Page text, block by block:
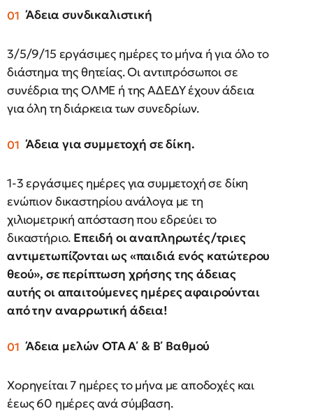
Άδεια συνδικαλιστική
3/5/9/15 εργάσιμες ημέρες το μήνα ή για όλο το
διάστημα της θητείας. Οι αντιπρόσωποι σε
συνέδρια της ΟΛΜΕ ή της ΑΔΕΔΥ έχουν άδεια
για όλη τη διάρκεια των συνεδρίων.
Άδεια για συμμετοχή σε δίκη.
1-3 εργάσιμες ημέρες για συμμετοχή σε δίκη
ενώπιον δικαστηρίου ανάλογα με τη
χιλιομετρική απόσταση που εδρεύει το
δικαστήριο. Επειδή οι αναπληρωτές/τριες
αντιμετωπίζονται ως «παιδιά ενός κατώτερου
θεού», σε περίπτωση χρήσης της άδειας
αυτής οι απαιτούμενες ημέρες αφαιρούνται
από την αναρρωτική άδεια!
Άδεια μελών ΟΤΑ Α΄ & Β΄ Βαθμού
Χορηγείται 7 ημέρες το μήνα με αποδοχές και
έεως 60 ημέρες ανά σύμβαση.